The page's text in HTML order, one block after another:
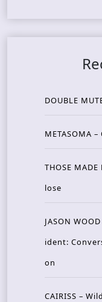
DOUBLE
METASOMA –
THOSE
lose
JASON
ident:
on
CAIRISS –